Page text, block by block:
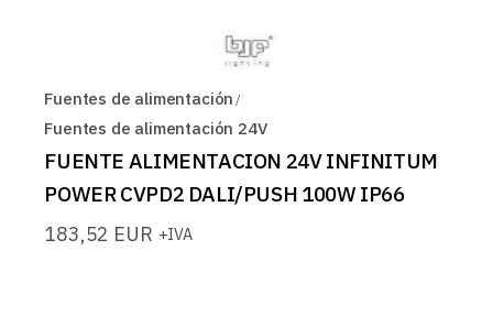
Fuentes de alimentación
Fuentes de alimentación 24V
FUENTE ALIMENTACION 24V INFINITUM
POWER CVPD2 DALI/PUSH 100W IP66
183,52 EUR +IVA